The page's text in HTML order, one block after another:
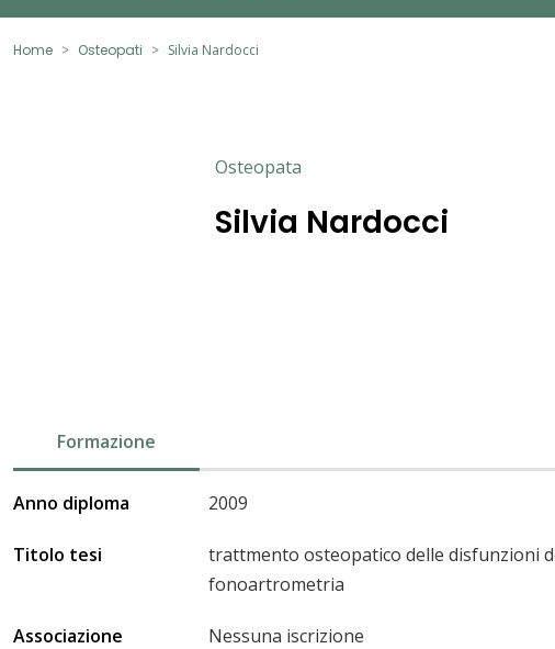
Home Osteopati Silvia Nardocci
Osteopata
Silvia Nardocci
Formazione
Anno diploma 2009
Titolo tesi
trattmento osteopatico delle disfunzioni
fonoartrometria
Associazione Nessuna iscrizione